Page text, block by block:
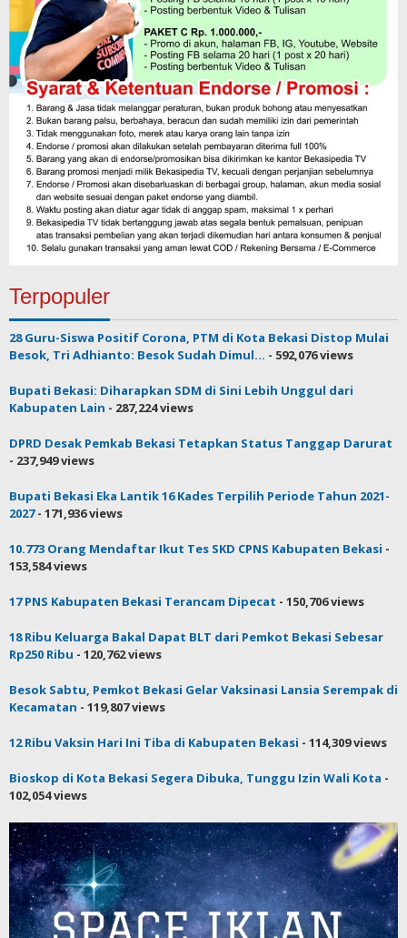
Terpopuler
28 Guru-Siswa Positif Corona, PTM di Kota Bekasi Distop Mulai
Besok, Tri Adhianto: Besok Sudah Dimul... - 592,076 views
Bupati Bekasi: Diharapkan SDM di Sini Lebih Unggul dari
Kabupaten Lain - 287,224 views
DPRD Desak Pemkab Bekasi Tetapkan Status Tanggap Darurat
- 237,949 views
Bupati Bekasi Eka Lantik 16 Kades Terpilih Periode Tahun 2021-
2027- 171,936 views
10.773 Orang Mendaftar Ikut Tes SKD CPNS Kabupaten Bekasi -
153,584 views
17 PNS Kabupaten Bekasi Terancam Dipecat - 150,706 views
18 Ribu Keluarga Bakal Dapat BLT dari Pemkot Bekasi Sebesar
Rp250 Ribu - 120,762 views
Besok Sabtu, Pemkot Bekasi Gelar Vaksinasi Lansia Serempak di
Kecamatan - 119,807 views
12 Ribu Vaksin Hari Ini Tiba di Kabupaten Bekasi - 114,309 views
Bioskop di Kota Bekasi Segera Dibuka, Tunggu Izin Wali Kota -
102,054 views